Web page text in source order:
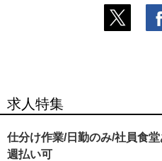
求人特集
仕分け作業/日勤のみ/社員食
週払い可